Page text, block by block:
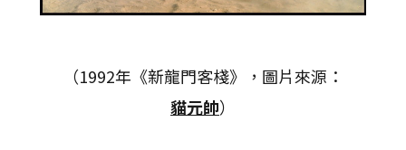
（1992年《新龍門客棧》，圖片來源：
貓元帥）